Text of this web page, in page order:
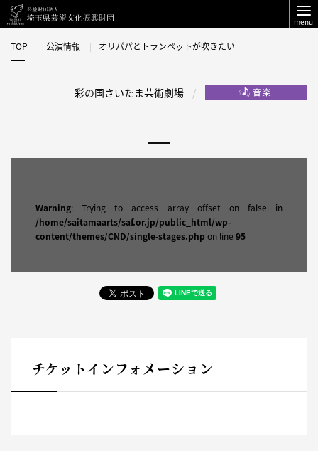
menu
TOP 公演情報 オリパパとトランペットが吹きたい
彩の国さいたま芸術劇場
Warning: Trying to access array offset on false in
/home/saitamaarts/saf.or.jp/public_html/wp-
content/themes/CND/single-stages.php on line 95
チケットインフォメーション